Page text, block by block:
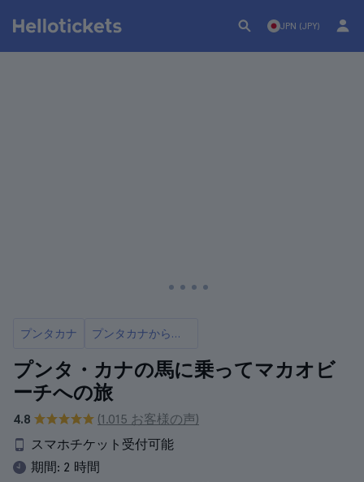
JPN (JPY)
プンタカナ プンタカナからマカオビーチへの5つのおすすめ日帰りツアー
プンタ・カナの馬に乗ってマカオビ
ーチへの旅
4.8
(1.015 お客様の声)
スマホチケット受付可能
期間: 2 時間